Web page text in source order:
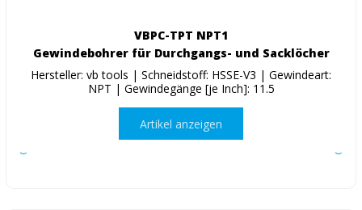
VBPC-TPT NPT1
Gewindebohrer für Durchgangs- und Sacklöcher
Hersteller: vb tools | Schneidstoff: HSSE-V3 | Gewindeart:
NPT | Gewindegänge [je Inch]: 11.5
Artikel anzeigen